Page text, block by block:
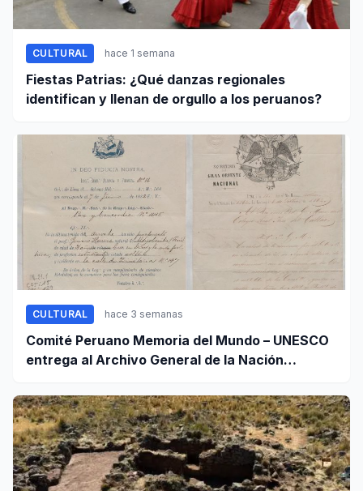
CULTURAL hace 1 semana
Fiestas Patrias: ¿Qué danzas regionales
identifican y llenan de orgullo a los peruanos?
CULTURAL hace 3 semanas
Comité Peruano Memoria del Mundo – UNESCO
entrega al Archivo General de la Nación
documentales